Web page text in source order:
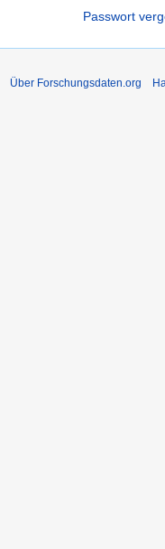
Passwort
Über Forschungsdaten.org